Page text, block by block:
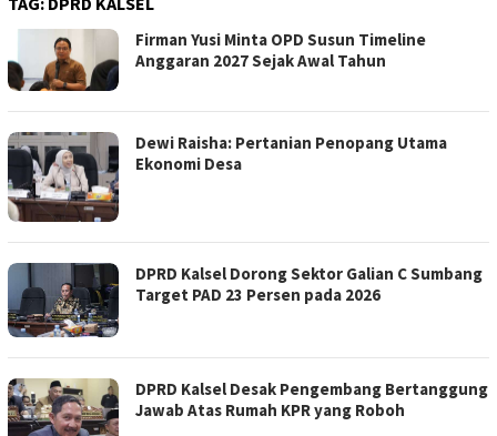
Firman Yusi Minta OPD Susun Timeline
Anggaran 2027 Sejak Awal Tahun
Dewi Raisha: Pertanian Penopang Utama
Ekonomi Desa
DPRD Kalsel Dorong Sektor Galian C Sumbang
Target PAD 23 Persen pada 2026
DPRD Kalsel Desak Pengembang Bertanggung
Jawab Atas Rumah KPR yang Roboh